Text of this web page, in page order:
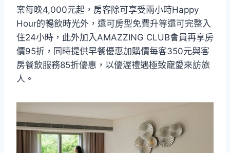
案每晚4,000元起，房客除可享受兩小時Happy
Hour的暢飲時光外，還可房型免費升等還可完整入
住24小時，此外加入AMAZZING CLUB會員再享房
價95折，同時提供早餐優惠加購價每客350元與客
房餐飲服務85折優惠，以優渥禮遇極致寵愛來訪旅
人。